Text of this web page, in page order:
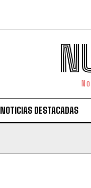
NOTICIAS DESTACADAS